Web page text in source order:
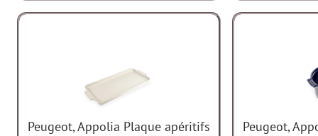
Peugeot, Appolia Plaque apéritifs
Peugeot,